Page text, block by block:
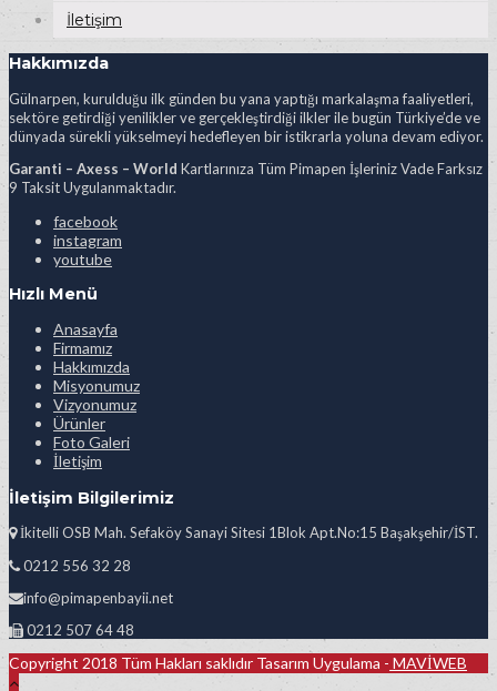
İletişim
Hakkımızda
Gülnarpen, kurulduğu ilk günden bu yana yaptığı markalaşma faaliyetleri,
sektöre getirdiği yenilikler ve gerçekleştirdiği ilkler ile bugün Türkiye’de ve
dünyada sürekli yükselmeyi hedefleyen bir istikrarla yoluna devam ediyor.
Garanti – Axess – World Kartlarınıza Tüm Pimapen İşleriniz Vade Farksız
9 Taksit Uygulanmaktadır.
facebook
instagram
youtube
Hızlı Menü
Anasayfa
Firmamız
Hakkımızda
Misyonumuz
Vizyonumuz
Ürünler
Foto Galeri
İletişim
İletişim Bilgilerimiz
İkitelli OSB Mah. Sefaköy Sanayi Sitesi 1Blok Apt.No:15 Başakşehir/İST.
0212 556 32 28
info@pimapenbayii.net
0212 507 64 48
Copyright 2018 Tüm Hakları saklıdır Tasarım Uygulama - MAVİWEB